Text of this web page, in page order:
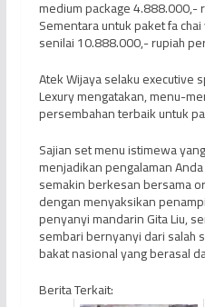
medium package 4.888.000,-
Sementara untuk paket fa
senilai 10.888.000,- rupiah
Atek Wijaya selaku executive
Lexury mengatakan, menu-
persembahan terbaik untuk
Sajian set menu istimewa
menjadikan pengalaman
semakin berkesan bersama
dengan menyaksikan
penyanyi mandarin Gita Liu,
sembari bernyanyi dari salah
bakat nasional yang berasal
Berita Terkait: